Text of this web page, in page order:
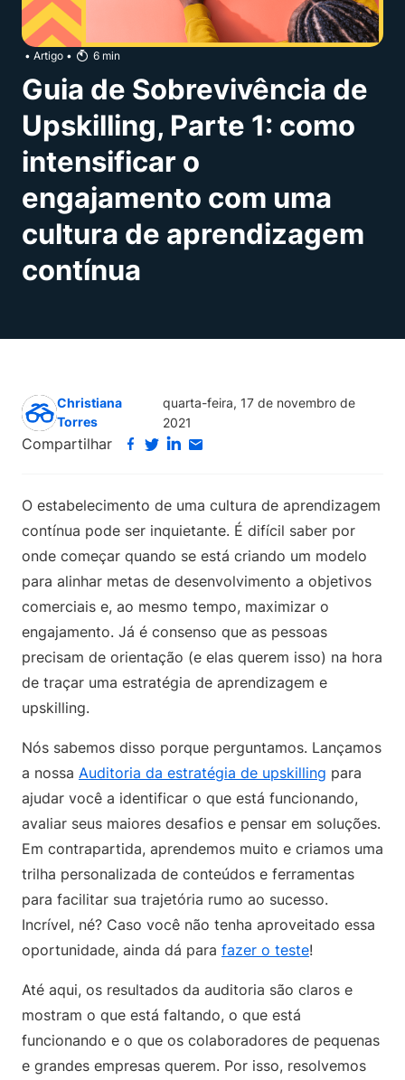
• Artigo • 6 min
Guia de Sobrevivência de
Upskilling, Parte 1: como
intensificar o
engajamento com uma
cultura de aprendizagem
contínua
Christiana
Torres
quarta-feira, 17 de novembro de
2021
Compartilhar
O estabelecimento de uma cultura de aprendizagem
contínua pode ser inquietante. É difícil saber por
onde começar quando se está criando um modelo
para alinhar metas de desenvolvimento a objetivos
comerciais e, ao mesmo tempo, maximizar o
engajamento. Já é consenso que as pessoas
precisam de orientação (e elas querem isso) na hora
de traçar uma estratégia de aprendizagem e
upskilling.
Nós sabemos disso porque perguntamos. Lançamos
a nossa Auditoria da estratégia de upskilling para
ajudar você a identificar o que está funcionando,
avaliar seus maiores desafios e pensar em soluções.
Em contrapartida, aprendemos muito e criamos uma
trilha personalizada de conteúdos e ferramentas
para facilitar sua trajetória rumo ao sucesso.
Incrível, né? Caso você não tenha aproveitado essa
oportunidade, ainda dá para fazer o teste!
Até aqui, os resultados da auditoria são claros e
mostram o que está faltando, o que está
funcionando e o que os colaboradores de pequenas
e grandes empresas querem. Por isso, resolvemos